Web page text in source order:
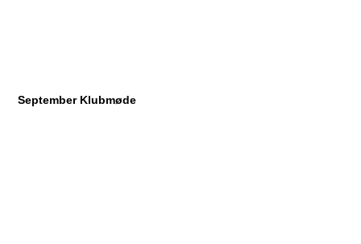
September Klubmøde